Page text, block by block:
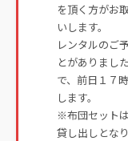
を頂く方がお
いします。
レンタルのご
とがありまし
で、前日１７
します。
※布団セット
貸し出しとな